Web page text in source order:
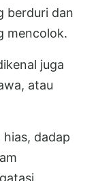
berduri dan
mencolok.
juga
atau
dadap